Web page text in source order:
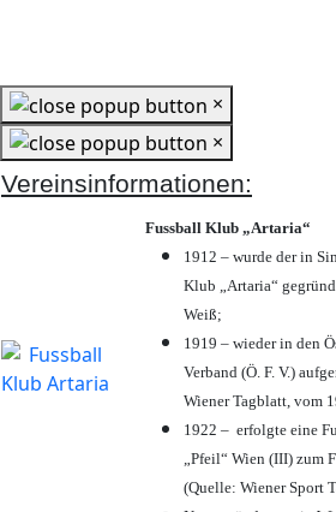
×
×
Vereinsinformationen:
Fussball Klub „Artaria“
1912 – wurde der in
Klub „Artaria“
Weiß;
1919 – wieder in den
Verband (Ö. F. V.)
Wiener Tagblatt, vom
1922 – erfolgte eine
„Pfeil“ Wien (III) zum
(Quelle: Wiener Sport